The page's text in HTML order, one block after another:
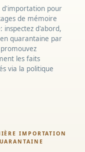
IMPORTATION
d'importation pour
de mémoire
inspectez d'abord,
quarantaine par
les faits
via la politique